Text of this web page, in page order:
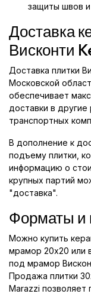
защиты швов и
Доставка
Висконти
Доставка плитки
Московской
обеспечивает
доставки в другие
транспортных
В дополнение к
подъему плитки,
информацию о
крупных партий
"доставка".
Форматы и
Можно купить
мрамор 20x20 или
под мрамор
Продажа плитки
Marazzi